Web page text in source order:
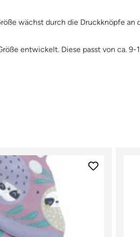
wächst durch die Druckknöpfe an
entwickelt. Diese passt von ca.